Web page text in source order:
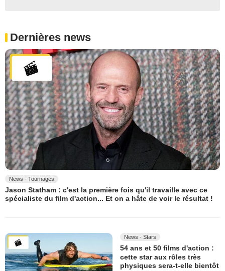
Dernières news
News - Tournages
Jason Statham : c'est la première fois qu'il travaille avec ce
spécialiste du film d'action... Et on a hâte de voir le résultat !
News - Stars
54 ans et 50 films d'action :
cette star aux rôles très
physiques sera-t-elle bientôt